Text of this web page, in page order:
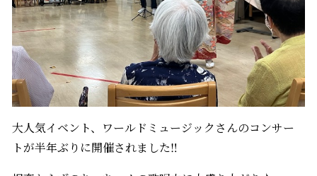
大人気イベント、ワールドミュージックさんのコンサー
トが半年ぶりに開催されました‼